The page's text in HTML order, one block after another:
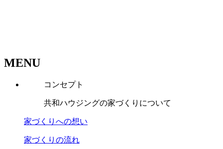
MENU
コンセプト
共和ハウジングの家づくりについて
家づくりへの想い
家づくりの流れ